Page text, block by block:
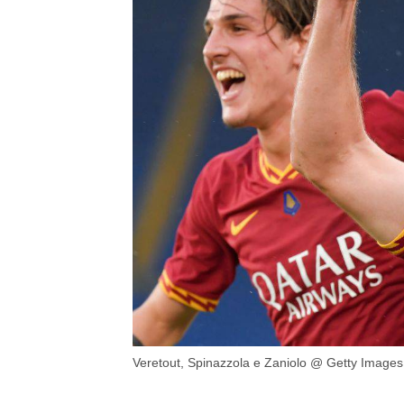
Veretout, Spinazzola e Zaniolo @ Getty Images